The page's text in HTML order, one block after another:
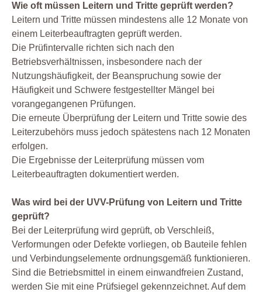
Wie oft müssen Leitern und Tritte geprüft werden?
Leitern und Tritte müssen mindestens alle 12 Monate von
einem Leiterbeauftragten geprüft werden.
Die Prüfintervalle richten sich nach den
Betriebsverhältnissen, insbesondere nach der
Nutzungshäufigkeit, der Beanspruchung sowie der
Häufigkeit und Schwere festgestellter Mängel bei
vorangegangenen Prüfungen.
Die erneute Überprüfung der Leitern und Tritte sowie des
Leiterzubehörs muss jedoch spätestens nach 12 Monaten
erfolgen.
Die Ergebnisse der Leiterprüfung müssen vom
Leiterbeauftragten dokumentiert werden.
Was wird bei der UVV-Prüfung von Leitern und Tritte
geprüft?
Bei der Leiterprüfung wird geprüft, ob Verschleiß,
Verformungen oder Defekte vorliegen, ob Bauteile fehlen
und Verbindungselemente ordnungsgemäß funktionieren.
Sind die Betriebsmittel in einem einwandfreien Zustand,
werden Sie mit eine Prüfsiegel gekennzeichnet. Auf dem